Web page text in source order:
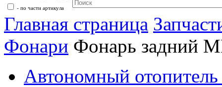
- по части артикула
Главная страница
Фонари Фонарь задний
Автономный отопитель